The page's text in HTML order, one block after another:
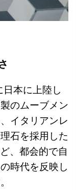
日本に上陸し
のムーブメン
イタリアンレ
石を採用した
、都会的で自
時代を反映し